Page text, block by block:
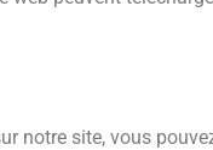
notre site, vous